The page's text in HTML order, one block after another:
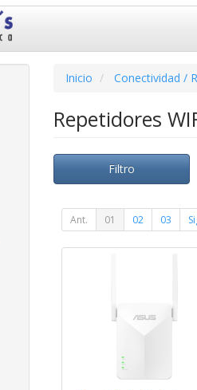
Inicio Conectividad /
Repetidores
Filtro
Ant. 01 02 03